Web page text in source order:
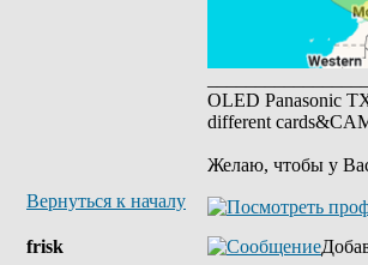
OLED Panasonic
different
Желаю, чтобы у
Вернуться к началу
frisk